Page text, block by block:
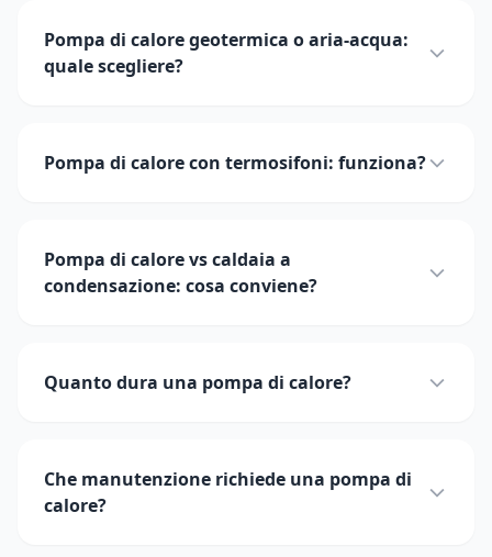
Pompa di calore geotermica o aria-acqua:
quale scegliere?
Pompa di calore con termosifoni: funziona?
Pompa di calore vs caldaia a
condensazione: cosa conviene?
Quanto dura una pompa di calore?
Che manutenzione richiede una pompa di
calore?